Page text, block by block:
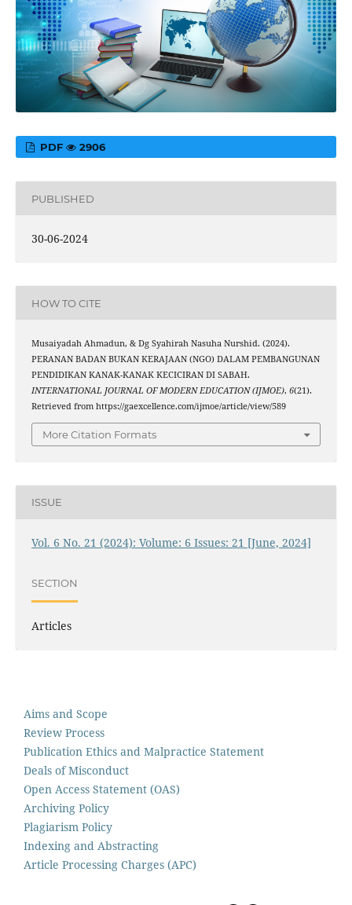
PDF 2906
PUBLISHED
30-06-2024
HOW TO CITE
Musaiyadah Ahmadun, & Dg Syahirah Nasuha Nurshid. (2024).
PERANAN BADAN BUKAN KERAJAAN (NGO) DALAM PEMBANGUNAN
PENDIDIKAN KANAK-KANAK KECICIRAN DI SABAH.
INTERNATIONAL JOURNAL OF MODERN EDUCATION (IJMOE), 6(21).
Retrieved from https://gaexcellence.com/ijmoe/article/view/589
More Citation Formats
ISSUE
Vol. 6 No. 21 (2024): Volume: 6 Issues: 21 [June, 2024]
SECTION
Articles
Aims and Scope
Review Process
Publication Ethics and Malpractice Statement
Deals of Misconduct
Open Access Statement (OAS)
Archiving Policy
Plagiarism Policy
Indexing and Abstracting
Article Processing Charges (APC)